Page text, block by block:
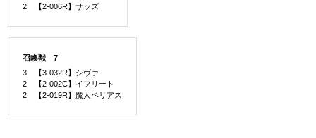
2 【2-006R】サッズ
召喚獣 7
3 【3-032R】シヴァ
2 【2-002C】イフリート
2 【2-019R】魔人ベリアス